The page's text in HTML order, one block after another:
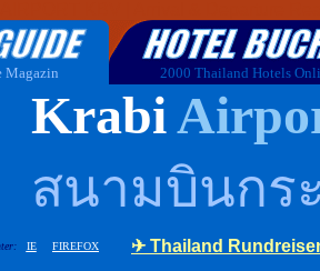
Magazin 2000 Thailand Hotels
Krabi
สนามบินกร
IE FIREFOX